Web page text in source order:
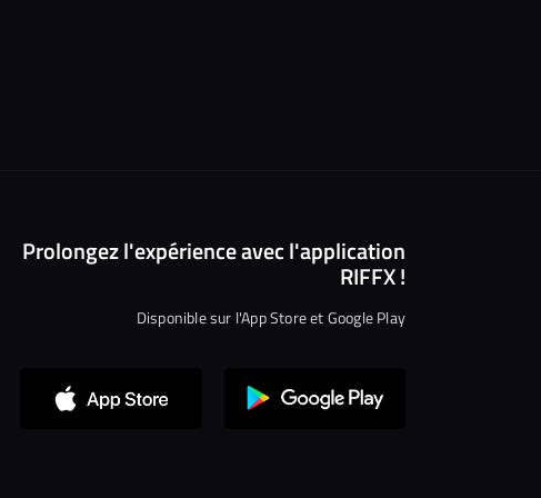
Prolongez l'expérience avec l'application
RIFFX !
Disponible sur l'App Store et Google Play